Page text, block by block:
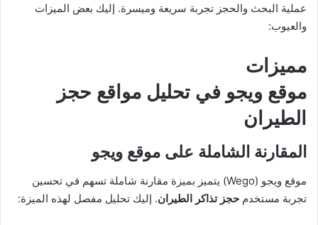
عملية البحث والحجز تجربة سريعة وميسرة. إليك بعض الميزات
والعيوب:
مميزات
موقع ويجو في تحليل مواقع حجز
الطيران
المقارنة الشاملة على موقع ويجو
موقع ويجو (Wego) يتميز بميزة مقارنة شاملة تسهم في تحسين
تجربة مستخدم حجز تذاكر الطيران. إليك تحليل مفصل لهذه الميزة: